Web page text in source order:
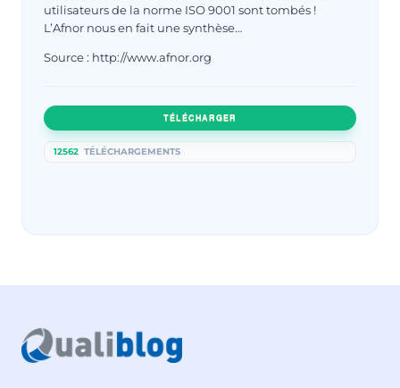
utilisateurs de la norme ISO 9001 sont tombés !
L’Afnor nous en fait une synthèse…
Source : http://www.afnor.org
TÉLÉCHARGER
12562 TÉLÉCHARGEMENTS